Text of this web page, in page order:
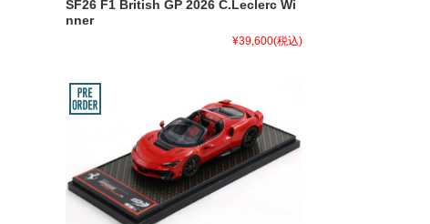
SF26 F1 British GP 2026 C.Leclerc Wi
nner
¥39,600(税込)